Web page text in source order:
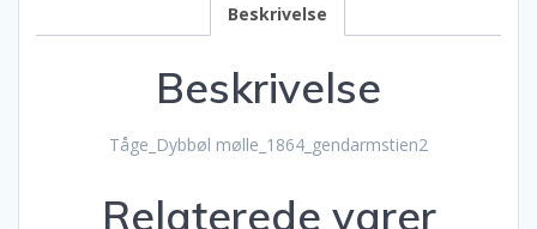
Beskrivelse
Beskrivelse
Tåge_Dybbøl mølle_1864_gendarmstien2
Relaterede varer